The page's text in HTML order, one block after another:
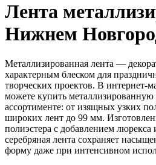
Лента
Нижнем
Металлизированная лента —
характерным блеском для
творческих проектов. В интернет-
можете купить
ассортименте: от изящных узких
широких лент до 99 мм.
полиэстера с добавлением люрекса
серебряная лента сохраняет
форму даже при интенсивном